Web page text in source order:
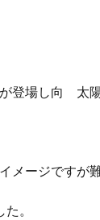
登場し向 太
メージですが
。